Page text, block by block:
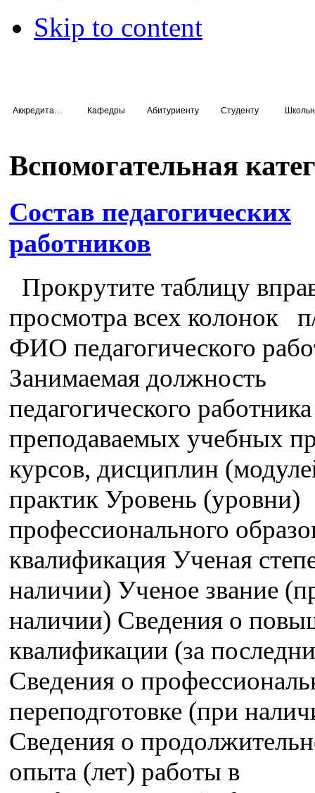
Skip to content
Кафедры Абитуриенту Студенту
Вспомогательная
Состав педагогических
работников
Прокрутите таблицу
просмотра всех колонок
ФИО педагогического
Занимаемая должность
педагогического
преподаваемых учебных
курсов, дисциплин
практик Уровень (уровни)
профессионального
квалификация Ученая
наличии) Ученое звание
наличии) Сведения о
квалификации (за
Сведения о
переподготовке (при
Сведения о
опыта (лет) работы в